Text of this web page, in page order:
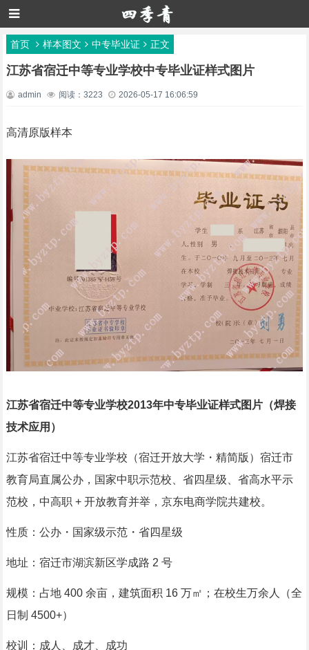
首页 样本图文 中专毕业证 正文
江苏省宿迁中等专业学校中专毕业证样式图片
admin 阅读：3223 2026-05-17 16:06:59
高清原版样本
江苏省宿迁中等专业学校2013年中专毕业证样式图片（焊接
技术应用）
江苏省宿迁中等专业学校（宿迁开放大学・精简版）宿迁市
教育局直属公办，国家中职示范校、省四星级、省高水平示
范校，中高职 + 开放教育并举，京东电商学院共建校。
性质：公办・国家级示范・省四星级
地址：宿迁市湖滨新区学成路 2 号
规模：占地 400 余亩，建筑面积 16 万㎡；在校生万余人（全
日制 4500+）
校训：成人、成才、成功